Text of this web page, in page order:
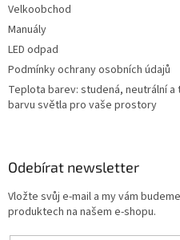
Velkoobchod
Manuály
LED odpad
Podmínky ochrany osobních údajů
Teplota barev: studená, neutrální
barvu světla pro vaše prostory
Odebírat newsletter
Vložte svůj e-mail a my vám
produktech na našem e-shopu.